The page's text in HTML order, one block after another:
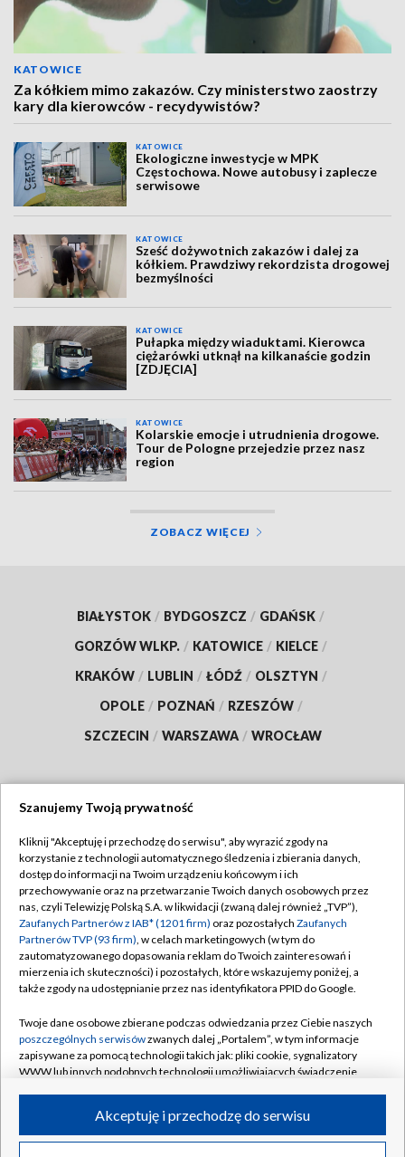
KATOWICE
Za kółkiem mimo zakazów. Czy ministerstwo zaostrzy
kary dla kierowców - recydywistów?
KATOWICE
Ekologiczne inwestycje w MPK
Częstochowa. Nowe autobusy i zaplecze
serwisowe
KATOWICE
Sześć dożywotnich zakazów i dalej za
kółkiem. Prawdziwy rekordzista drogowej
bezmyślności
KATOWICE
Pułapka między wiaduktami. Kierowca
ciężarówki utknął na kilkanaście godzin
[ZDJĘCIA]
KATOWICE
Kolarskie emocje i utrudnienia drogowe.
Tour de Pologne przejedzie przez nasz
region
ZOBACZ WIĘCEJ
BIAŁYSTOK / BYDGOSZCZ / GDAŃSK /
GORZÓW WLKP. / KATOWICE / KIELCE /
KRAKÓW / LUBLIN / ŁÓDŹ / OLSZTYN /
OPOLE / POZNAŃ / RZESZÓW /
SZCZECIN / WARSZAWA / WROCŁAW
TVP
Abonament TVP
Emisja w TVP
Centrum informacji TVP
Naziemna Telewizja Cyfrowa
Rada Programowa
System NOS
Informacje o nadawcy
Program dla prasy
Regulamin TVP
Polityka prywatności
Moje zgody
Pomoc
Kontakt
Kanały
©2026 Telewizja Polska S.A. w likwidacji
Szanujemy Twoją prywatność
Kliknij "Akceptuję i przechodzę do serwisu", aby wyrazić zgody na
korzystanie z technologii automatycznego śledzenia i zbierania danych,
dostęp do informacji na Twoim urządzeniu końcowym i ich
przechowywanie oraz na przetwarzanie Twoich danych osobowych przez
nas, czyli Telewizję Polską S.A. w likwidacji (zwaną dalej również „TVP”),
Zaufanych Partnerów z IAB* (1201 firm) oraz pozostałych Zaufanych
Partnerów TVP (93 firm), w celach marketingowych (w tym do
zautomatyzowanego dopasowania reklam do Twoich zainteresowań i
mierzenia ich skuteczności) i pozostałych, które wskazujemy poniżej, a
także zgody na udostępnianie przez nas identyfikatora PPID do Google.
Twoje dane osobowe zbierane podczas odwiedzania przez Ciebie naszych
poszczególnych serwisówzwanych dalej „Portalem”, w tym informacje
zapisywane za pomocą technologii takich jak: pliki cookie, sygnalizatory
WWW lub innych podobnych technologii umożliwiających świadczenie
ruchu w Internecie.Akceptuję i przechodzę do serwisu